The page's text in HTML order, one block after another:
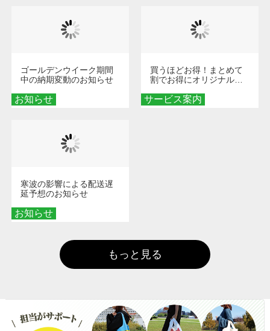
お知らせ
ゴールデンウイーク期間
中の納期変動のお知らせ
サービス案内
買うほどお得！まとめて
割でお得にオリジナルグ
お知らせ
寒波の影響による配送遅
延予想のお知らせ
もっと見る